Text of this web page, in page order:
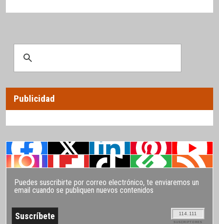
Publicidad
Puedes suscribirte por correo electrónico, te enviaremos un
email cuando se publiquen nuevos contenidos
114.111
SUSCRIPTORES